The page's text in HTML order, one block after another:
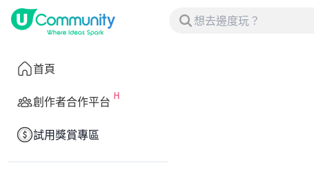
首頁
創作者合作平台
試用獎賞專區